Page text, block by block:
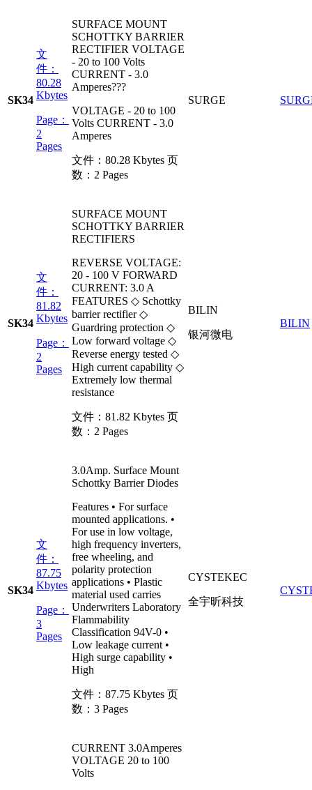
SK34
文
件：
80.28
Kbytes
Page：
2
Pages
SURFACE MOUNT
SCHOTTKY BARRIER
RECTIFIER VOLTAGE
- 20 to 100 Volts
CURRENT - 3.0
Amperes???
VOLTAGE - 20 to 100
Volts CURRENT - 3.0
Amperes
文件： 80.28 Kbytes 页
数： 2 Pages
SURGE
SK34
文
件：
81.82
Kbytes
Page：
2
Pages
SURFACE MOUNT
SCHOTTKY BARRIER
RECTIFIERS
REVERSE VOLTAGE:
20 - 100 V FORWARD
CURRENT: 3.0 A
FEATURES ◇ Schottky
barrier rectifier ◇
Guardring protection ◇
Low forward voltage ◇
Reverse energy tested ◇
High current capability ◇
Extremely low thermal
resistance
文件： 81.82 Kbytes 页
数： 2 Pages
BILIN
银河微电
BILIN
SK34
文
件：
87.75
Kbytes
Page：
3
Pages
3.0Amp. Surface Mount
Schottky Barrier Diodes
Features • For surface
mounted applications. •
For use in low voltage,
high frequency inverters,
free wheeling, and
polarity protection
applications • Plastic
material used carries
Underwriters Laboratory
Flammability
Classification 94V-0 •
Low leakage current •
High surge capability •
High
文件： 87.75 Kbytes 页
数： 3 Pages
CYSTEKEC
全宇昕科技
CURRENT 3.0Amperes
VOLTAGE 20 to 100
Volts